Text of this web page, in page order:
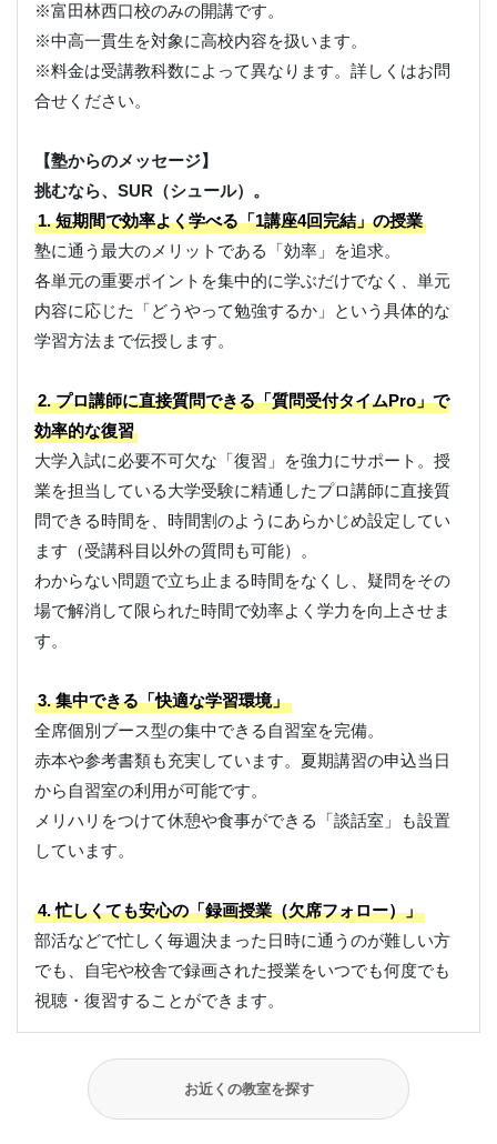
※富田林西口校のみの開講です。
※中高一貫生を対象に高校内容を扱います。
※料金は受講教科数によって異なります。詳しくはお問
合せください。
【塾からのメッセージ】
挑むなら、SUR（シュール）。
1. 短期間で効率よく学べる「1講座4回完結」の授業
塾に通う最大のメリットである「効率」を追求。
各単元の重要ポイントを集中的に学ぶだけでなく、単元
内容に応じた「どうやって勉強するか」という具体的な
学習方法まで伝授します。
2. プロ講師に直接質問できる「質問受付タイムPro」で
効率的な復習
大学入試に必要不可欠な「復習」を強力にサポート。授
業を担当している大学受験に精通したプロ講師に直接質
問できる時間を、時間割のようにあらかじめ設定してい
ます（受講科目以外の質問も可能）。
わからない問題で立ち止まる時間をなくし、疑問をその
場で解消して限られた時間で効率よく学力を向上させま
す。
3. 集中できる「快適な学習環境」
全席個別ブース型の集中できる自習室を完備。
赤本や参考書類も充実しています。夏期講習の申込当日
から自習室の利用が可能です。
メリハリをつけて休憩や食事ができる「談話室」も設置
しています。
4. 忙しくても安心の「録画授業（欠席フォロー）」
部活などで忙しく毎週決まった日時に通うのが難しい方
でも、自宅や校舎で録画された授業をいつでも何度でも
視聴・復習することができます。
お近くの教室を探す